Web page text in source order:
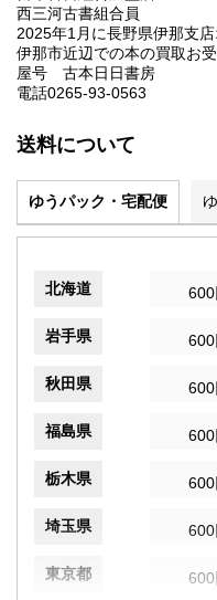
西三河古書組合員
2025年1月に長野県伊那支店
伊那市近辺での本の買取お受
屋号 古本日日書房
電話0265-93-0563
送料について
ゆうパック・宅配便
北海道 600
岩手県 600
秋田県 600
福島県 600
栃木県 600
埼玉県 600
東京都 600